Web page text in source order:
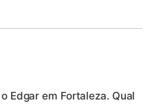
Edgar em Fortaleza. Qual